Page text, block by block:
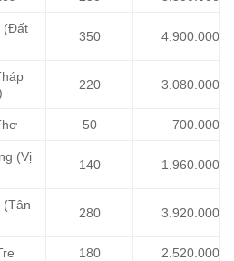
(Đất
350 4.900.000
220 3.080.000
50 700.000
(Vị
140 1.960.000
(Tân
280 3.920.000
180 2.520.000